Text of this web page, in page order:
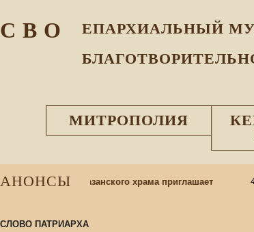
С В О ЕПАРХИАЛЬНЫЙ
МИТРОПОЛИЯ
АНОНСЫ
приход Казанского храма приглашает 4
СЛОВО ПАТРИАРХА